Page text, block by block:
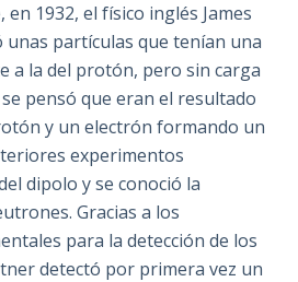
en 1932, el físico inglés James
partículas que tenían una
a la del protón, pero sin carga
pensó que eran el resultado
y un electrón formando un
experimentos
dipolo y se conoció la
Gracias a los
para la detección de los
detectó por primera vez un